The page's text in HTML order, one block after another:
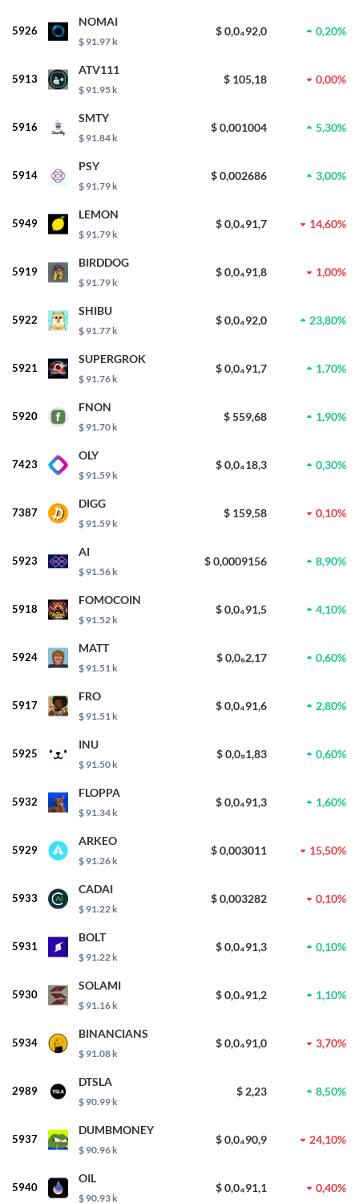
5926
NOMAI
$ 91.97 k
$ 0,0₄92,0 0,20%
5913
ATV111
$ 91.95 k
$ 105,18 0,00%
5916
SMTY
$ 91.84 k
$ 0,001004 5,30%
5914
PSY
$ 91.79 k
$ 0,002686 3,00%
5949
LEMON
$ 91.79 k
$ 0,0₄91,7 14,60%
5919
BIRDDOG
$ 91.79 k
$ 0,0₄91,8 1,00%
5922
SHIBU
$ 91.77 k
$ 0,0₄92,0 23,80%
5921
SUPERGROK
$ 91.76 k
$ 0,0₄91,7 1,70%
5920
FNON
$ 91.70 k
$ 559,68 1,90%
7423
OLY
$ 91.59 k
$ 0,0₄18,3 0,30%
7387
DIGG
$ 91.59 k
$ 159,58 0,10%
5923
AI
$ 91.56 k
$ 0,0009156 8,90%
5918
FOMOCOIN
$ 91.52 k
$ 0,0₄91,5 4,10%
5924
MATT
$ 91.51 k
$ 0,0₆2,17 0,60%
5917
FRO
$ 91.51 k
$ 0,0₄91,6 2,80%
5925
INU
$ 91.50 k
$ 0,0₉1,83 0,60%
5932
FLOPPA
$ 91.34 k
$ 0,0₄91,3 1,60%
5929
ARKEO
$ 91.26 k
$ 0,003011 15,50%
5933
CADAI
$ 91.22 k
$ 0,003282 0,10%
5931
BOLT
$ 91.22 k
$ 0,0₄91,3 0,10%
5930
SOLAMI
$ 91.16 k
$ 0,0₄91,2 1,10%
5934
BINANCIANS
$ 91.08 k
$ 0,0₄91,0 3,70%
2989
DTSLA
$ 90.99 k
$ 2,23 8,50%
5937
DUMBMONEY
$ 90.96 k
$ 0,0₄90,9 24,10%
5940
OIL
$ 90.93 k
$ 0,0₄91,1 0,40%